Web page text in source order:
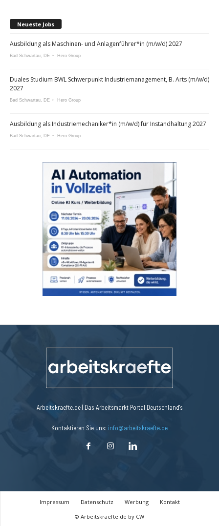
Neueste Jobs
Ausbildung als Maschinen- und Anlagenführer*in (m/w/d) 2027
Bad Schwartau, DE Hero Group
Duales Studium BWL Schwerpunkt Industriemanagement, B. Arts (m/w/d)
2027
Bad Schwartau, DE Hero Group
Ausbildung als Industriemechaniker*in (m/w/d) für Instandhaltung 2027
Bad Schwartau, DE Hero Group
Arbeitskraefte.de | Das Arbeitsmarkt Portal Deutschland's
Kontaktieren Sie uns: info@arbeitskraefte.de
Impressum Datenschutz Werbung
Kontakt
© Arbeitskraefte.de by CW